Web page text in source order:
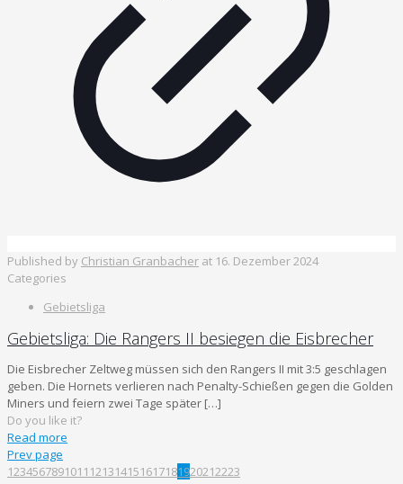
Published by Christian Granbacher at 16. Dezember 2024
Categories
Gebietsliga
Gebietsliga: Die Rangers II besiegen die Eisbrecher
Die Eisbrecher Zeltweg müssen sich den Rangers II mit 3:5 geschlagen
geben. Die Hornets verlieren nach Penalty-Schießen gegen die Golden
Miners und feiern zwei Tage später […]
Do you like it?
Read more
Prev page
1234567891011 121314151617181920212223